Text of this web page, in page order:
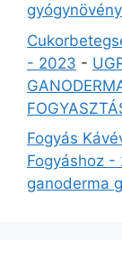
- 2023 -
Fogyás
Fogyáshoz -
ganoderma